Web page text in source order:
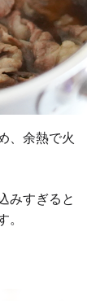
、余熱で火
みすぎると